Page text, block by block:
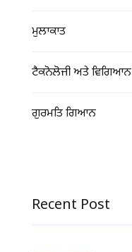
ਮੁਲਾਕਾਤ
ਟੈਕਨੋਲੋਜੀ ਅਤੇ ਵਿਗਿਆਨ
ਗੁਰਮਤਿ ਗਿਆਨ
Recent Post